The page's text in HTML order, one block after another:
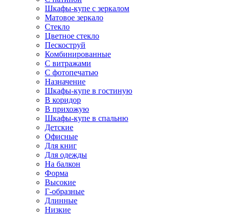
Шкафы-купе с зеркалом
Матовое зеркало
Стекло
Цветное стекло
Пескоструй
Комбинированные
С витражами
С фотопечатью
Назначение
Шкафы-купе в гостиную
В коридор
В прихожую
Шкафы-купе в спальню
Детские
Офисные
Для книг
Для одежды
На балкон
Форма
Высокие
Г-образные
Длинные
Низкие